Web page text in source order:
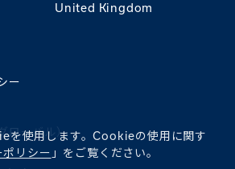
を使用します。Cookieの使用に関す
ポリシー 」をご覧ください。
United Kingdom
ー
ローバル）